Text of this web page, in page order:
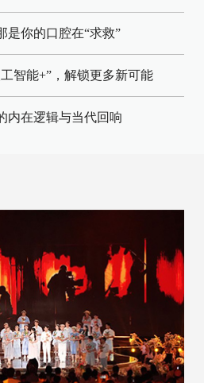
是你的口腔在“求救”
智能+”，解锁更多新可能
内在逻辑与当代回响